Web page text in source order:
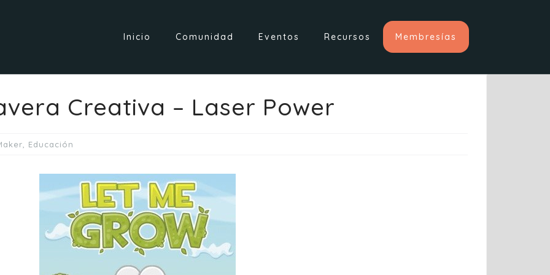
Inicio Comunidad Eventos Recursos Membresías
Creativa – Laser Power
Educación